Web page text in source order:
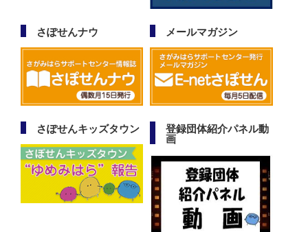
さぽせんナウ メールマガジン
さぽせんキッズタウン
登録団体紹介パネル動
画